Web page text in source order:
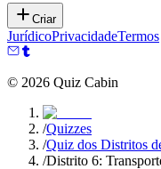
Criar
JurídicoPrivacidadeTermos
© 2026 Quiz Cabin
/Quizzes
/Quiz dos Distritos
/Distrito 6: